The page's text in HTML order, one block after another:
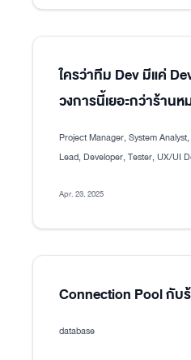
ใครว่าทีม Dev มีแค่
วงการนี้เยอะกว่าร้าน
Project Manager, System
Lead, Developer, Tester, UX/UI
Apr. 23, 2025
Connection Pool กับ
database